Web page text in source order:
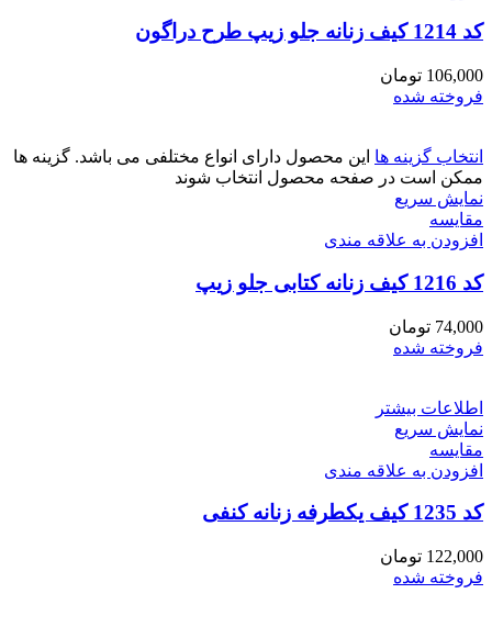
کد 1214 کیف زنانه جلو زیپ طرح دراگون
106,000 تومان
فروخته شده
انتخاب گزینه ها این محصول دارای انواع مختلفی می باشد. گزینه ها
ممکن است در صفحه محصول انتخاب شوند
نمایش سریع
مقايسه
افزودن به علاقه مندی
کد 1216 کیف زنانه کتابی جلو زیپ
74,000 تومان
فروخته شده
اطلاعات بیشتر
نمایش سریع
مقايسه
افزودن به علاقه مندی
کد 1235 کیف یکطرفه زنانه کنفی
122,000 تومان
فروخته شده